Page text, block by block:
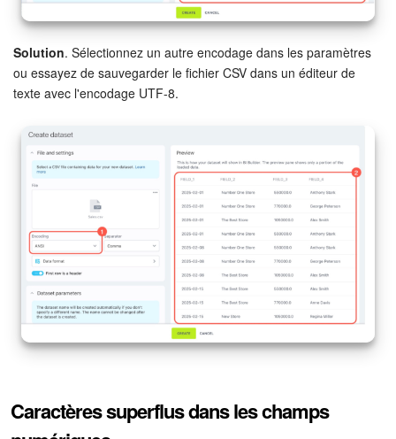
Solution. Sélectionnez un autre encodage dans les paramètres
ou essayez de sauvegarder le fichier CSV dans un éditeur de
texte avec l'encodage UTF-8.
Caractères superflus dans les champs